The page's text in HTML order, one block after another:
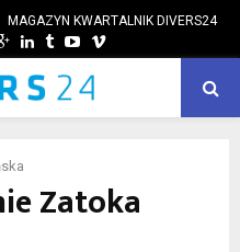
MAGAZYN KWARTALNIK DIVERS24
GOOGLE
LINKEDIN
TUMBLRYOUTUBE
VIMEO
Zatoka